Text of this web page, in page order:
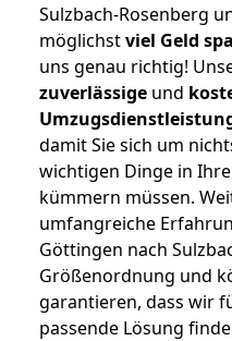
Sulzbach-Rosenberg
möglichstviel Geld
uns genau richtig!
zuverlässige und
damit Sie sich um
wichtigen Dinge in
kümmern müssen.
umfangreiche
Göttingen nach
Größenordnung und
garantieren, dass wir
passende Lösung